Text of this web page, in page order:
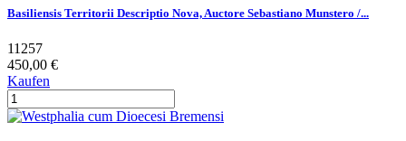
Basiliensis Territorii Descriptio Nova, Auctore Sebastiano Munstero /...
11257
450,00 €
Kaufen